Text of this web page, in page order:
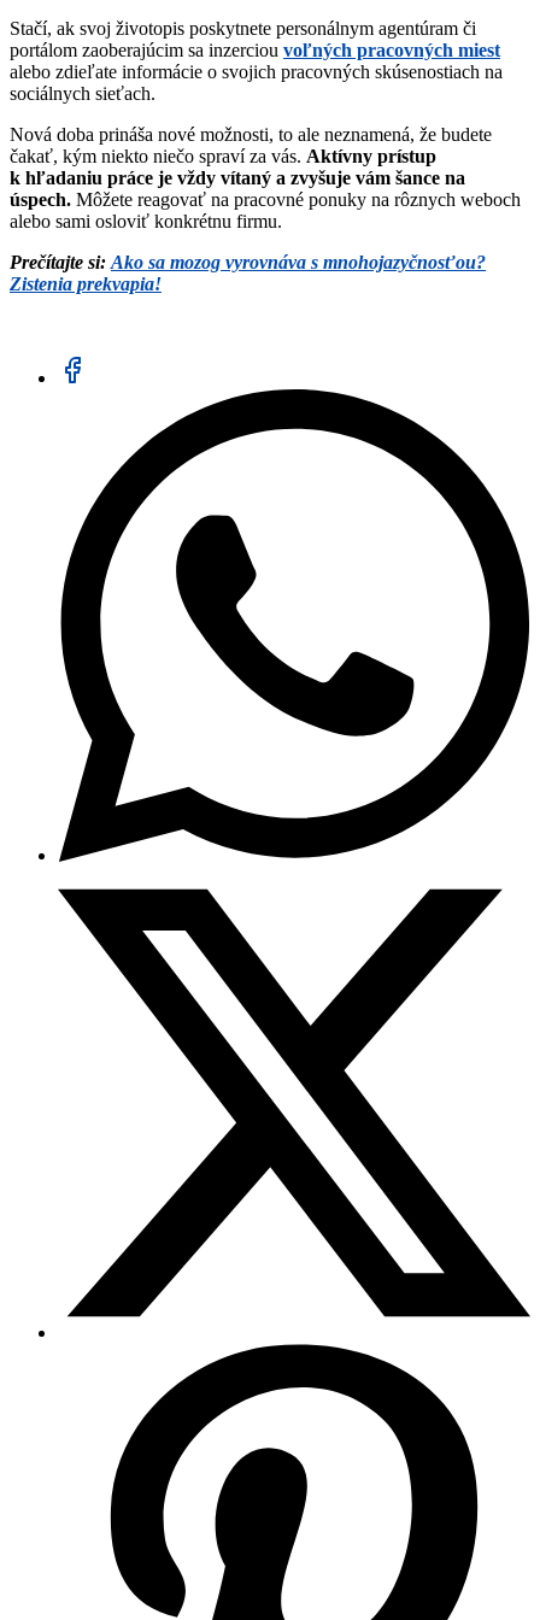
Stačí, ak svoj životopis poskytnete personálnym agentúram či
portálom zaoberajúcim sa inzerciou voľných pracovných miest
alebo zdieľate informácie o svojich pracovných skúsenostiach na
sociálnych sieťach.
Nová doba prináša nové možnosti, to ale neznamená, že budete
čakať, kým niekto niečo spraví za vás. Aktívny prístup
k hľadaniu práce je vždy vítaný a zvyšuje vám šance na
úspech. Môžete reagovať na pracovné ponuky na rôznych weboch
alebo sami osloviť konkrétnu firmu.
Prečítajte si: Ako sa mozog vyrovnáva s mnohojazyčnosťou?
Zistenia prekvapia!